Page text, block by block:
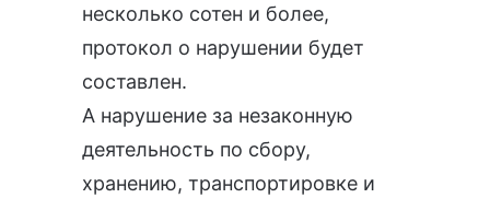
несколько сотен и более,
протокол о нарушении будет
составлен.
А нарушение за незаконную
деятельность по сбору,
хранению, транспортировке и